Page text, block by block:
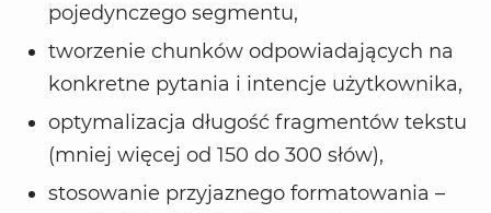
pojedynczego segmentu,
tworzenie chunków odpowiadających na
konkretne pytania i intencje użytkownika,
optymalizacja długość fragmentów tekstu
(mniej więcej od 150 do 300 słów),
stosowanie przyjaznego formatowania –